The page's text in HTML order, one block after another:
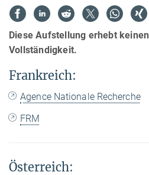
Diese Aufstellung erhebt
Vollständigkeit.
Frankreich:
Agence Nationale Recherche
FRM
Österreich: